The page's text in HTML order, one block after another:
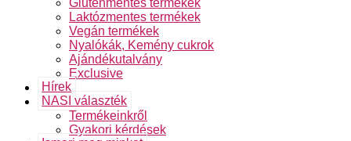
Laktózmentes termékek
Vegán termékek
Nyalókák, Kemény cukrok
Ajándékutalvány
Exclusive
Hírek
NASI választék
Termékeinkről
Gyakori kérdések